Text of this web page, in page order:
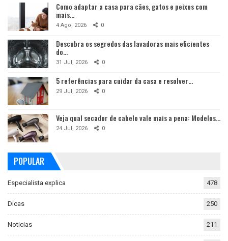
Como adaptar a casa para cães, gatos e peixes com
mais…
4 Ago, 2026 0
Descubra os segredos das lavadoras mais eficientes
do…
31 Jul, 2026 0
5 referências para cuidar da casa e resolver…
29 Jul, 2026 0
Veja qual secador de cabelo vale mais a pena: Modelos…
24 Jul, 2026 0
POPULAR
Especialista explica 478
Dicas 250
Noticias 211